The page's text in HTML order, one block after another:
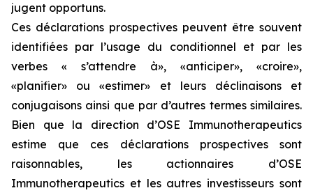
jugent opportuns.
Ces déclarations prospectives peuvent être souvent
identifiées par l’usage du conditionnel et par les
verbes « s’attendre à», «anticiper», «croire»,
«planifier» ou «estimer» et leurs déclinaisons et
conjugaisons ainsi que par d’autres termes similaires.
Bien que la direction d’OSE Immunotherapeutics
estime que ces déclarations prospectives sont
raisonnables, les actionnaires d’OSE
Immunotherapeutics et les autres investisseurs sont